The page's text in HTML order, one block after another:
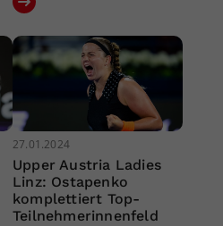
27.01.2024
Upper Austria Ladies
Linz: Ostapenko
komplettiert Top-
Teilnehmerinnenfeld